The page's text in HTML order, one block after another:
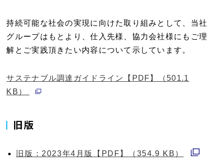
持続可能な社会の実現に向けた取り組みとして、当社
グループはもとより、仕入先様、協力会社様にもご理
解とご実践頂きたい内容について示しています。
サステナブル調達ガイドライン【PDF】（501.1
KB）
別ウィンドウで開く
旧版
旧版：2023年4月版
【PDF】（354.9 KB）